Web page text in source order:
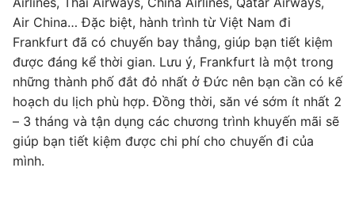
Air China… Đặc biệt, hành trình từ Việt Nam đi
Frankfurt đã có chuyến bay thẳng, giúp bạn tiết kiệm
được đáng kể thời gian. Lưu ý, Frankfurt là một trong
những thành phố đắt đỏ nhất ở Đức nên bạn cần có kế
hoạch du lịch phù hợp. Đồng thời, săn vé sớm ít nhất 2
– 3 tháng và tận dụng các chương trình khuyến mãi sẽ
giúp bạn tiết kiệm được chi phí cho chuyến đi của
mình.